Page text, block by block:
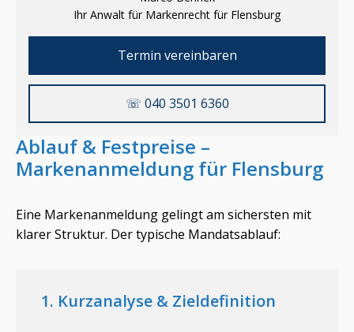
Ihr Anwalt für Markenrecht für Flensburg
Termin vereinbaren
☏ 040 3501 6360
Ablauf & Festpreise –
Markenanmeldung für Flensburg
Eine Markenanmeldung gelingt am sichersten mit
klarer Struktur. Der typische Mandatsablauf:
1. Kurzanalyse & Zieldefinition